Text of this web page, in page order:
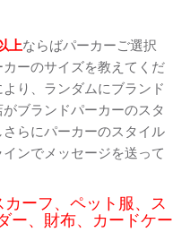
上ならばパーカーご選択
ーのサイズを教えてくだ
り、ランダムにブランド
ブランドパーカーのスタ
らにパーカーのスタイル
ンでメッセージを送って
ーフ、ペット服、ス
ー、財布、カードケー